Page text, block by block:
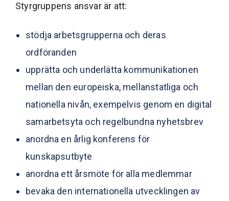
Styrgruppens ansvar är att:
stödja arbetsgrupperna och deras
ordföranden
upprätta och underlätta kommunikationen
mellan den europeiska, mellanstatliga och
nationella nivån, exempelvis genom en digital
samarbetsyta och regelbundna nyhetsbrev
anordna en årlig konferens för
kunskapsutbyte
anordna ett årsmöte för alla medlemmar
bevaka den internationella utvecklingen av